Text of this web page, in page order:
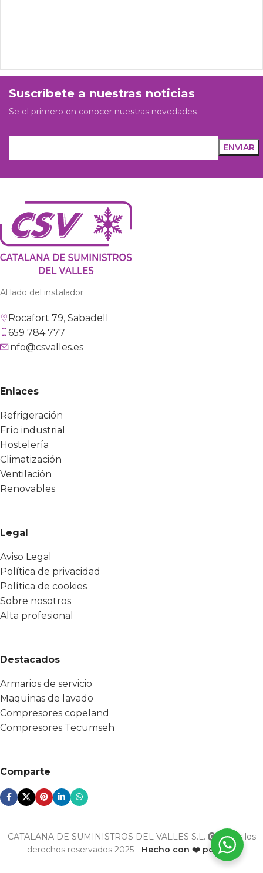
Suscríbete a nuestras noticias
Se el primero en conocer nuestras novedades
Al lado del instalador
Rocafort 79, Sabadell
659 784 777
info@csvalles.es
Enlaces
Refrigeración
Frío industrial
Hostelería
Climatización
Ventilación
Renovables
Legal
Aviso Legal
Política de privacidad
Política de cookies
Sobre nosotros
Alta profesional
Destacados
Armarios de servicio
Maquinas de lavado
Compresores copeland
Compresores Tecumseh
Comparte
CATALANA DE SUMINISTROS DEL VALLES S.L.
Todos los
derechos reservados 2025 - Hecho con ❤️ por ESF